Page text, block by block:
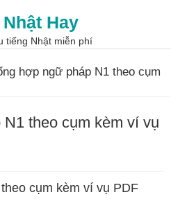
Hay
tiếng Nhật miễn phí
hợp ngữ pháp N1 theo cụm
theo cụm kèm ví vụ
cụm kèm ví vụ PDF